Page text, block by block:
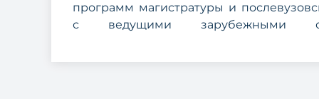
программ магистратуры и
с ведущими зарубежными
вопросов:
Вести переговоры с ведущими